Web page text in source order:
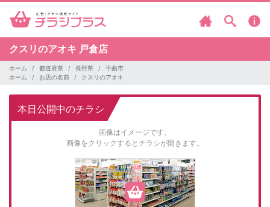
クスリのアオキ 戸倉店
ホーム 都道府県 長野県
千曲市
ホーム
お店の名前 クスリのアオキ
本日公開中のチラシ
画像はイメージです。
画像をクリックするとチラシが開きます。